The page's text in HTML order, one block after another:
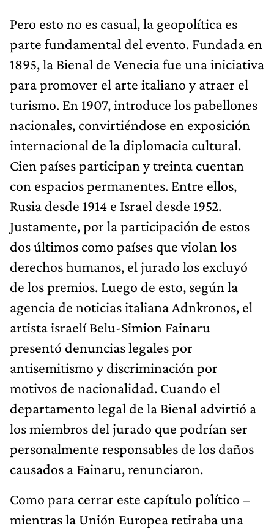
Pero esto no es casual, la geopolítica es
parte fundamental del evento. Fundada en
1895, la Bienal de Venecia fue una iniciativa
para promover el arte italiano y atraer el
turismo. En 1907, introduce los pabellones
nacionales, convirtiéndose en exposición
internacional de la diplomacia cultural.
Cien países participan y treinta cuentan
con espacios permanentes. Entre ellos,
Rusia desde 1914 e Israel desde 1952.
Justamente, por la participación de estos
dos últimos como países que violan los
derechos humanos, el jurado los excluyó
de los premios. Luego de esto, según la
agencia de noticias italiana Adnkronos, el
artista israelí Belu-Simion Fainaru
presentó denuncias legales por
antisemitismo y discriminación por
motivos de nacionalidad. Cuando el
departamento legal de la Bienal advirtió a
los miembros del jurado que podrían ser
personalmente responsables de los daños
causados a Fainaru, renunciaron.
Como para cerrar este capítulo político –
mientras la Unión Europea retiraba una